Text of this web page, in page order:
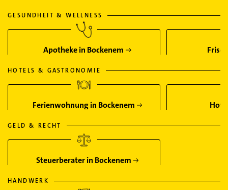
GESUNDHEIT & WELLNESS
Apotheke in Bockenem
HOTELS & GASTRONOMIE
Ferienwohnung in Bockenem
GELD & RECHT
Steuerberater in Bockenem
HANDWERK